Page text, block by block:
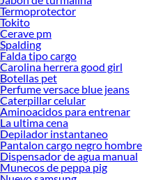
Termoprotector
Tokito
Cerave pm
Spalding
Falda tipo cargo
Carolina herrera good girl
Botellas pet
Perfume versace blue jeans
Caterpillar celular
Aminoacidos para entrenar
La ultima cena
Depilador instantaneo
Pantalon cargo negro hombre
Dispensador de agua manual
Munecos de peppa pig